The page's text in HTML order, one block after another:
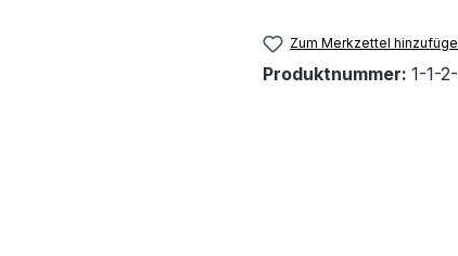
Zum Merkzettel
Produktnummer: 1-1-